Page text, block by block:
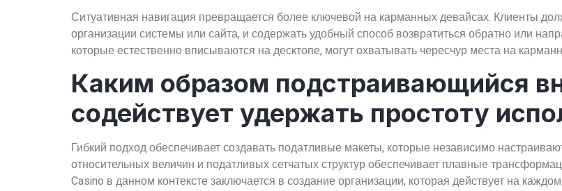
Ситуативная навигация превращается более ключевой на карманных девайсах. Клиенты
организации системы или сайта, и содержать удобный способ возвратиться обратно или
которые естественно вписываются на десктопе, могут охватывать чересчур места на
Каким образом подстраивающийся
содействует удержать простоту
Гибкий подход обеспечивает создавать податливые макеты, которые независимо
относительных величин и податливых сетчатых структур обеспечивает плавные
Casino в данном контексте заключается в создание организации, которая действует на